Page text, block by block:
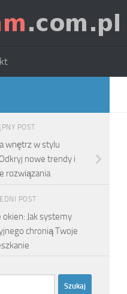
POST
wnętrz w stylu
nowe trendy i
rozwiązania
POST
Jak systemy
chronią Twoje